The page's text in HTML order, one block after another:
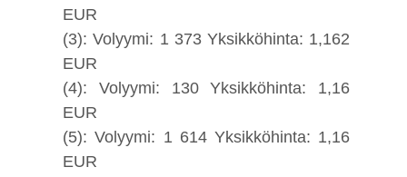
EUR
(3): Volyymi: 1 373 Yksikköhinta: 1,162
EUR
(4): Volyymi: 130 Yksikköhinta: 1,16
EUR
(5): Volyymi: 1 614 Yksikköhinta: 1,16
EUR